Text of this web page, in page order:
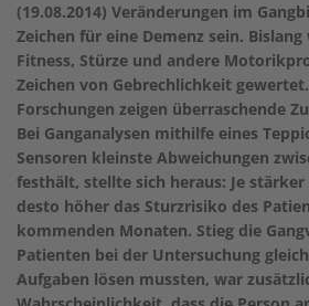
(19.08.2014) Veränderungen im
Zeichen für eine Demenz sein.
Fitness, Stürze und andere
Zeichen von Gebrechlichkeit
Forschungen zeigen überraschende
Bei Ganganalysen mithilfe eines
Sensoren kleinste Abweichungen
festhält, stellte sich heraus: Je
desto höher das Sturzrisiko des
kommenden Monaten. Stieg die
Patienten bei der Untersuchung
Aufgaben lösen mussten, war